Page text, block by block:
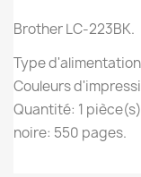
Brother LC-223BK.
Type
Couleurs
Quantité: 1
noire: 550 pages.